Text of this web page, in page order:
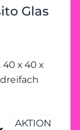
Glas
AKTION